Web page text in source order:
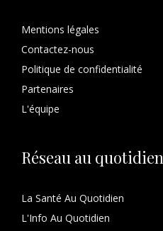
Mentions légales
Contactez-nous
Politique de confidentialité
Partenaires
L'équipe
Réseau au quotidien
La Santé Au Quotidien
L'Info Au Quotidien